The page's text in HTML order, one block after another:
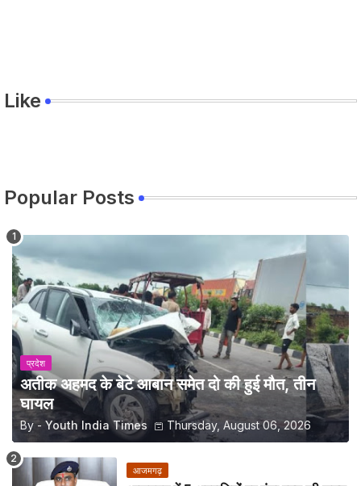
Like
Popular Posts
प्रदेश
अतीक अहमद के बेटे आबान समेत दो की हुई मौत, तीन
घायल
By - Youth India Times Thursday, August 06, 2026
आजमगढ़